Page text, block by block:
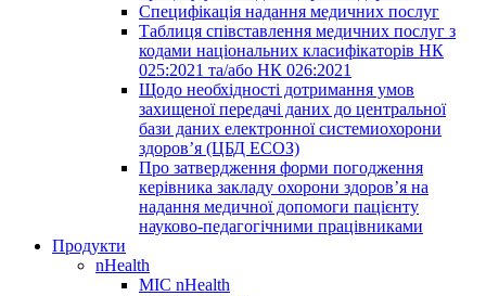
Специфікація надання медичних послуг
Таблиця співставлення медичних послуг з
кодами національних класифікаторів НК
025:2021 та/або НК 026:2021
Щодо необхідності дотримання умов
захищеної передачі даних до центральної
бази даних електронної системиохорони
здоров’я (ЦБД ЕСОЗ)
Про затвердження форми погодження
керівника закладу охорони здоров’я на
надання медичної допомоги пацієнту
науково-педагогічними працівниками
Продукти
nHealth
МІС nHealth